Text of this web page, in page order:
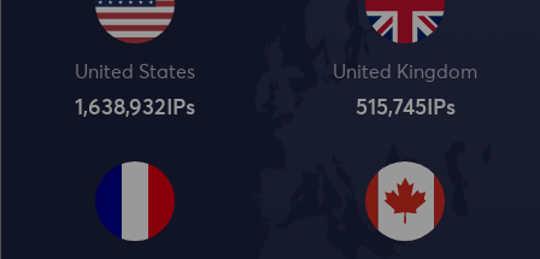
United States
1,638,932 IPs
United Kingdom
515,745IPs